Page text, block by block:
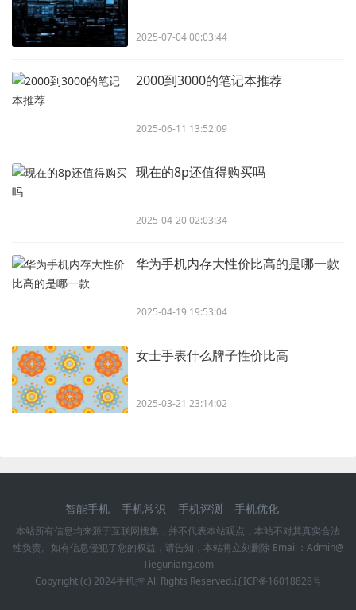
2025-07-04 00:03:44
2000到3000的笔记本推荐
2025-06-11 13:52:09
现在的8p还值得购买吗
2025-04-20 02:03:34
华为手机内存大性价比高的是哪一款
2025-04-19 19:53:04
女士手表什么牌子性价比高
2025-03-21 23:14:02
智能手机 手机常识 手机评测 手机优化
本站所有信息均来源于互联网搜集，并不代表本站观点，本站不对其真实合法
性负责。如有信息侵犯了您的权益，请告知，本站将立刻删除 Email：Admin@
Tieguniang.com
Copyright (c) 2024手机控 All Rights Reserved.辽ICP备16018828号